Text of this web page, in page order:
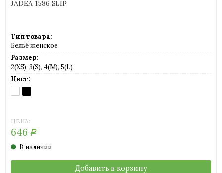
JADEA 1586 SLIP
Тип товара:
Бельё женское
Размер:
2(XS), 3(S), 4(M), 5(L)
Цвет:
BIANCO
(белый)
NERO
(черный)
ЦЕНА:
646 Р
В наличии
Добавить в корзину